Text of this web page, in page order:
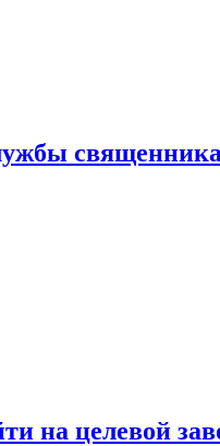
на целевой